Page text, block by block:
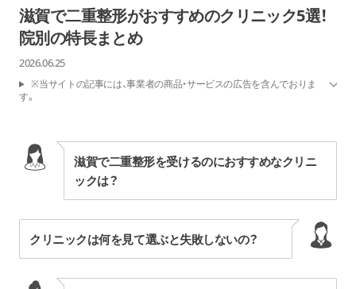
滋賀で二重整形がおすすめのクリニック5選！
院別の特長まとめ
2026.06.25
※当サイトの記事には、事業者の商品・サービスの広告を含んでおりま
す。
滋賀で二重整形を受けるのにおすすめなクリニ
ックは？
クリニックは何を見て選ぶと失敗しないの？